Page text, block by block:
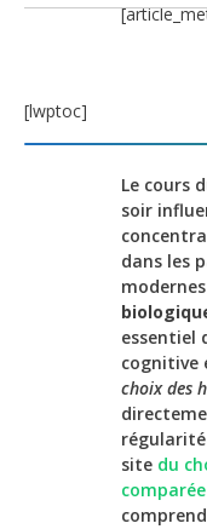
[lwptoc]
Le cours
soir
dans les
modernes
essentiel
cognitive
choix des
site du
comparée